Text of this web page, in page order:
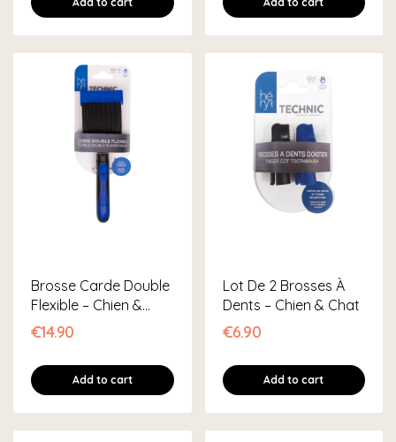
Brosse Carde Double
Flexible – Chien &
Chat
€14.90
Add to cart
Lot De 2 Brosses À
Dents – Chien & Chat
€6.90
Add to cart